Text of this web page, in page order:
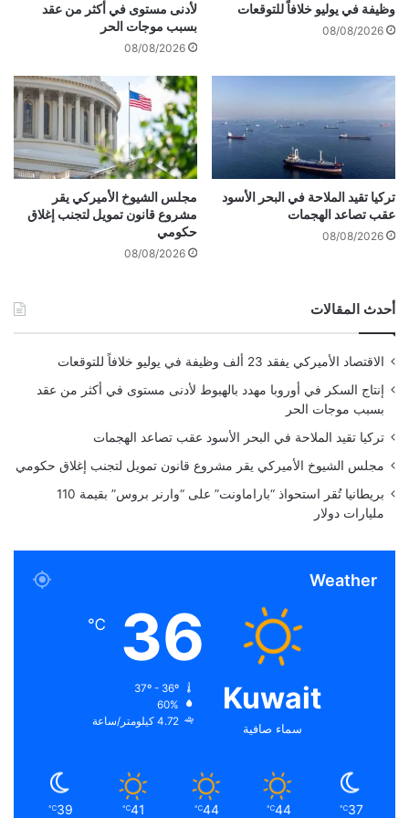
ل
ح
م
ا
ي
ا
ل
ف
ل
ن
ن
د
ة
وظيفة في يوليو خلافاً للتوقعات
08/08/2026
لأدنى مستوى في أكثر من عقد
بسبب موجات الحر
08/08/2026
تركيا تقيد الملاحة في البحر الأسود
عقب تصاعد الهجمات
08/08/2026
مجلس الشيوخ الأميركي يقر
مشروع قانون تمويل لتجنب إغلاق
حكومي
08/08/2026
أحدث المقالات
الاقتصاد الأميركي يفقد 23 ألف وظيفة في يوليو خلافاً للتوقعات
إنتاج السكر في أوروبا مهدد بالهبوط لأدنى مستوى في أكثر من عقد
بسبب موجات الحر
تركيا تقيد الملاحة في البحر الأسود عقب تصاعد الهجمات
مجلس الشيوخ الأميركي يقر مشروع قانون تمويل لتجنب إغلاق حكومي
بريطانيا تُقر استحواذ “باراماونت” على “وارنر بروس” بقيمة 110
مليارات دولار
Weather
Kuwait
سماء صافية
36
℃
60%
4.72 كيلومتر/ساعة
37
℃
44
℃
44
℃
41
℃
39
℃